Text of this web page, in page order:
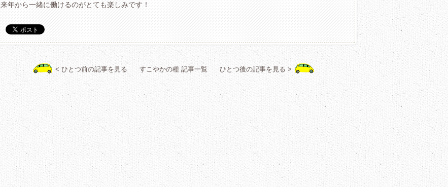
来年から一緒に働けるのがとても楽しみです！
< ひとつ前の記事を見る すこやかの種 記事一覧 ひとつ後の記事を見る >